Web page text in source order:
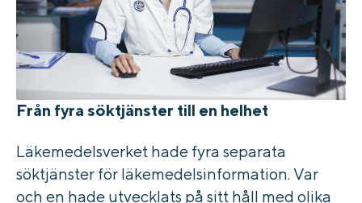
Från fyra söktjänster till en helhet
Läkemedelsverket hade fyra separata
söktjänster för läkemedelsinformation. Var
och en hade utvecklats på sitt håll med olika